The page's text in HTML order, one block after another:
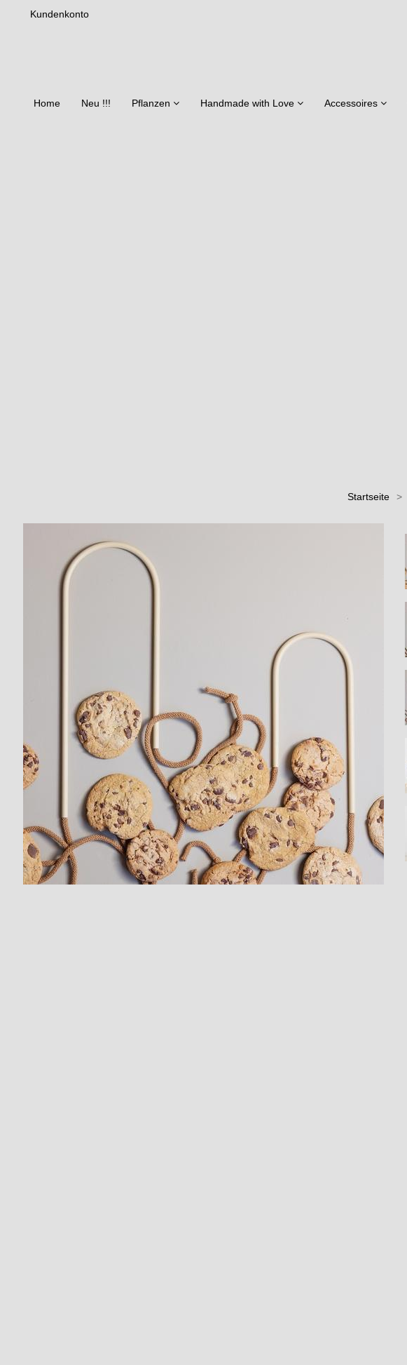
Kundenkonto
Home Neu !!! Pflanzen Handmade with Love Accessoires
Startseite >